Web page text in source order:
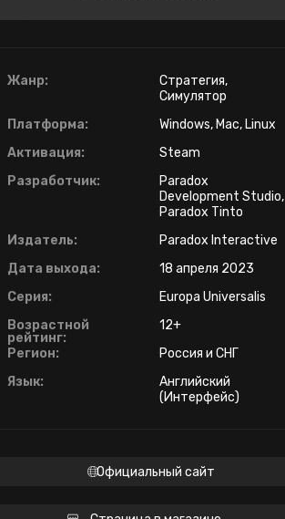
Жанр:
Стратегия,
Симулятор
Платформа:
Windows, Mac, Linux
Активация:
Steam
Разработчик:
Paradox
Development Studio,
Paradox Tinto
Издатель:
Paradox Interactive
Дата выхода:
18 апреля 2023
Серия:
Europa Universalis
Возрастной
рейтинг:
12+
Регион:
Россия и СНГ
Язык:
Английский
(Интерфейс)
Официальный сайт